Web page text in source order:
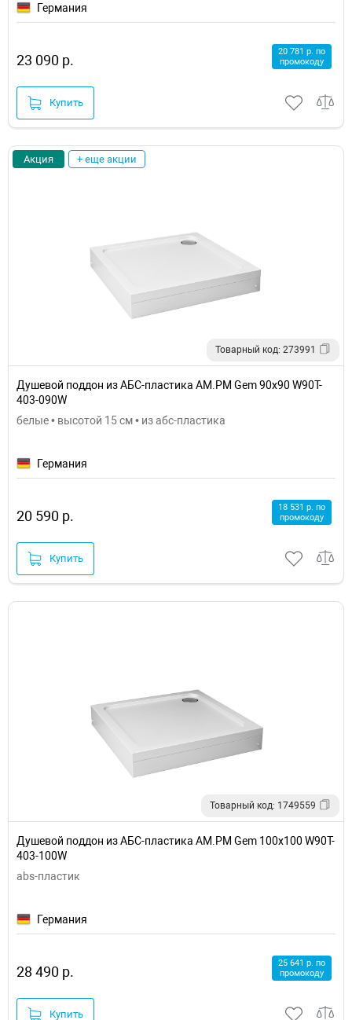
Германия
23 090 р.
20 781 р. по
промокоду
Купить
Акция + еще акции
Товарный код: 273991
Душевой поддон из АБС-пластика AM.PM Gem 90x90 W90T-
403-090W
белые • высотой 15 см • из абс-пластика
Германия
20 590 р.
18 531 р. по
промокоду
Купить
Товарный код: 1749559
Душевой поддон из АБС-пластика AM.PM Gem 100х100 W90T-
403-100W
abs-пластик
Германия
28 490 р.
25 641 р. по
промокоду
Купить